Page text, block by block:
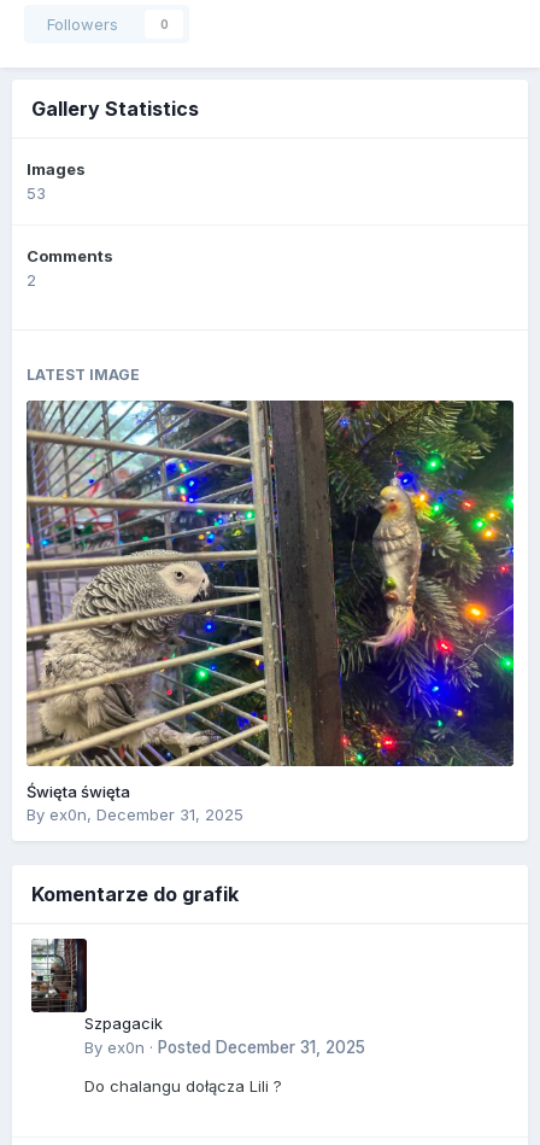
Followers 0
Gallery Statistics
Images
53
Comments
2
LATEST IMAGE
Święta święta
By ex0n, December 31, 2025
Komentarze do grafik
Szpagacik
By ex0n · Posted December 31, 2025
Do chalangu dołącza Lili ?